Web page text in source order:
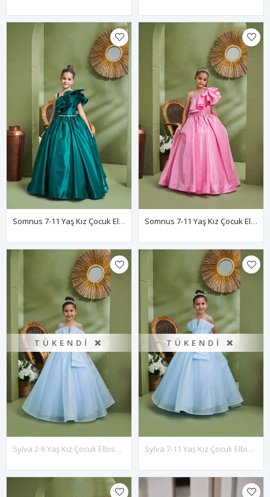
Somnus 7-11 Yaş Kız Çocuk Elbise 30156 Yeşil Somnus 7-11 Yaş Kız Çocuk Elbise 30156 Pembe
TÜKENDI ❌
Sylva 2-6 Yaş Kız Çocuk Elbise 20134 Bebe Mavi
TÜKENDI ❌
Sylva 7-11 Yaş Kız Çocuk Elbise 30134 Bebe Mavi